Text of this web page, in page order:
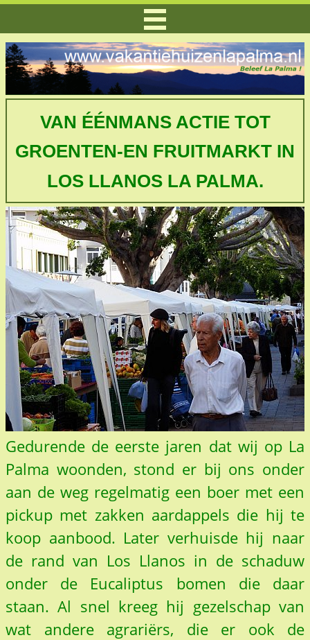
VAN ÉÉNMANS ACTIE TOT
GROENTEN-EN FRUITMARKT IN
LOS LLANOS LA PALMA.
Gedurende de eerste jaren dat wij op La
Palma woonden, stond er bij ons onder
aan de weg regelmatig een boer met een
pickup met zakken aardappels die hij te
koop aanbood. Later verhuisde hij naar
de rand van Los Llanos in de schaduw
onder de Eucaliptus bomen die daar
staan. Al snel kreeg hij gezelschap van
wat andere agrariërs, die er ook de